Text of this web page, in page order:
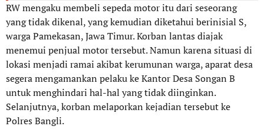
RW mengaku membeli sepeda motor itu dari seseorang
yang tidak dikenal, yang kemudian diketahui berinisial S,
warga Pamekasan, Jawa Timur. Korban lantas diajak
menemui penjual motor tersebut. Namun karena situasi di
lokasi menjadi ramai akibat kerumunan warga, aparat desa
segera mengamankan pelaku ke Kantor Desa Songan B
untuk menghindari hal-hal yang tidak diinginkan.
Selanjutnya, korban melaporkan kejadian tersebut ke
Polres Bangli.